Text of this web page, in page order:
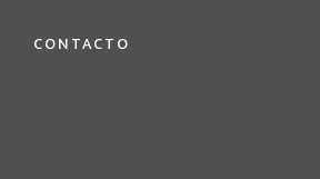
CONTACTO